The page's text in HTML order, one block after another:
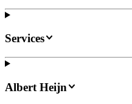
Services
Albert Heijn